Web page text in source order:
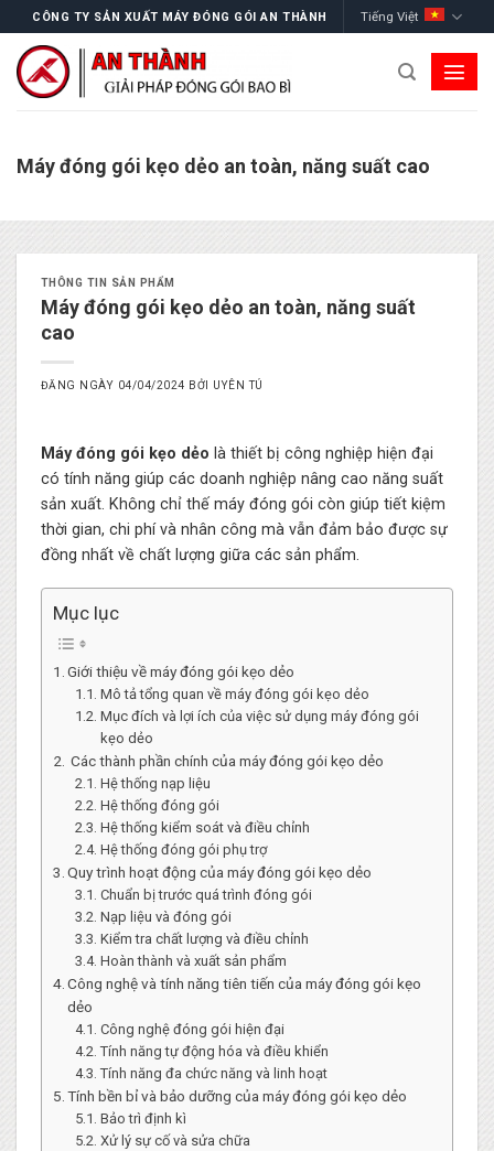
to
content
CÔNG TY SẢN XUẤT MÁY ĐÓNG GÓI AN THÀNH Tiếng Việt
Máy đóng gói kẹo dẻo an toàn, năng suất cao
THÔNG TIN SẢN PHẨM
Máy đóng gói kẹo dẻo an toàn, năng suất
cao
ĐĂNG NGÀY 04/04/2024 BỞI UYÊN TÚ
Máy đóng gói kẹo dẻo là thiết bị công nghiệp hiện đại
có tính năng giúp các doanh nghiệp nâng cao năng suất
sản xuất. Không chỉ thế máy đóng gói còn giúp tiết kiệm
thời gian, chi phí và nhân công mà vẫn đảm bảo được sự
đồng nhất về chất lượng giữa các sản phẩm.
Mục lục
Giới thiệu về máy đóng gói kẹo dẻo
Mô tả tổng quan về máy đóng gói kẹo dẻo
Mục đích và lợi ích của việc sử dụng máy đóng gói
kẹo dẻo
Các thành phần chính của máy đóng gói kẹo dẻo
Hệ thống nạp liệu
Hệ thống đóng gói
Hệ thống kiểm soát và điều chỉnh
Hệ thống đóng gói phụ trợ
Quy trình hoạt động của máy đóng gói kẹo dẻo
Chuẩn bị trước quá trình đóng gói
Nạp liệu và đóng gói
Kiểm tra chất lượng và điều chỉnh
Hoàn thành và xuất sản phẩm
Công nghệ và tính năng tiên tiến của máy đóng gói kẹo
dẻo
Công nghệ đóng gói hiện đại
Tính năng tự động hóa và điều khiển
Tính năng đa chức năng và linh hoạt
Tính bền bỉ và bảo dưỡng của máy đóng gói kẹo dẻo
Bảo trì định kì
Xử lý sự cố và sửa chữa